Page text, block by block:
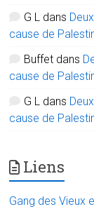
G L dans
cause de
Buffet dans
cause de
G L dans
cause de
Liens
Gang des Vieux